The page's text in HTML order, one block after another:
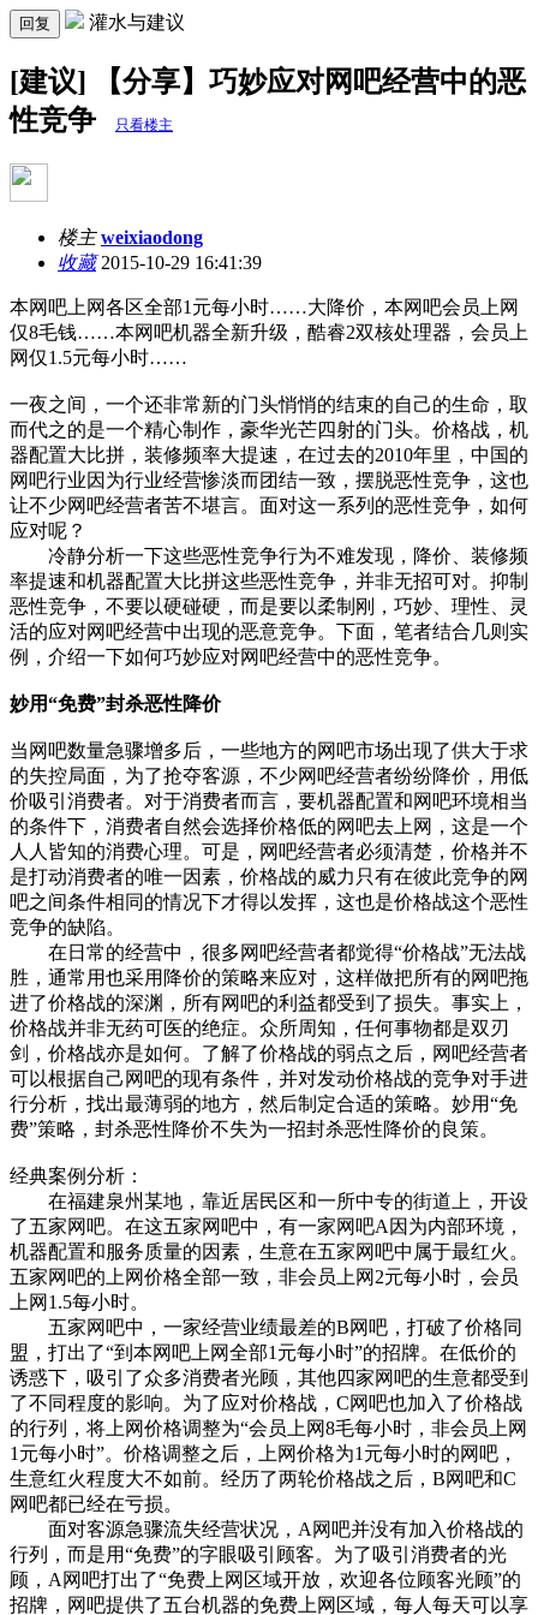
回复 灌水与建议
[建议] 【分享】巧妙应对网吧经营中的恶
性竞争
只看楼主
楼主 weixiaodong
收藏2015-10-29 16:41:39
本网吧上网各区全部1元每小时……大降价，本网吧会员上网
仅8毛钱……本网吧机器全新升级，酷睿2双核处理器，会员上
网仅1.5元每小时……
一夜之间，一个还非常新的门头悄悄的结束的自己的生命，取
而代之的是一个精心制作，豪华光芒四射的门头。价格战，机
器配置大比拼，装修频率大提速，在过去的2010年里，中国的
网吧行业因为行业经营惨淡而团结一致，摆脱恶性竞争，这也
让不少网吧经营者苦不堪言。面对这一系列的恶性竞争，如何
应对呢？
冷静分析一下这些恶性竞争行为不难发现，降价、装修频
率提速和机器配置大比拼这些恶性竞争，并非无招可对。抑制
恶性竞争，不要以硬碰硬，而是要以柔制刚，巧妙、理性、灵
活的应对网吧经营中出现的恶意竞争。下面，笔者结合几则实
例，介绍一下如何巧妙应对网吧经营中的恶性竞争。
妙用“免费”封杀恶性降价
当网吧数量急骤增多后，一些地方的网吧市场出现了供大于求
的失控局面，为了抢夺客源，不少网吧经营者纷纷降价，用低
价吸引消费者。对于消费者而言，要机器配置和网吧环境相当
的条件下，消费者自然会选择价格低的网吧去上网，这是一个
人人皆知的消费心理。可是，网吧经营者必须清楚，价格并不
是打动消费者的唯一因素，价格战的威力只有在彼此竞争的网
吧之间条件相同的情况下才得以发挥，这也是价格战这个恶性
竞争的缺陷。
在日常的经营中，很多网吧经营者都觉得“价格战”无法战
胜，通常用也采用降价的策略来应对，这样做把所有的网吧拖
进了价格战的深渊，所有网吧的利益都受到了损失。事实上，
价格战并非无药可医的绝症。众所周知，任何事物都是双刃
剑，价格战亦是如何。了解了价格战的弱点之后，网吧经营者
可以根据自己网吧的现有条件，并对发动价格战的竞争对手进
行分析，找出最薄弱的地方，然后制定合适的策略。妙用“免
费”策略，封杀恶性降价不失为一招封杀恶性降价的良策。
经典案例分析：
在福建泉州某地，靠近居民区和一所中专的街道上，开设
了五家网吧。在这五家网吧中，有一家网吧A因为内部环境，
机器配置和服务质量的因素，生意在五家网吧中属于最红火。
五家网吧的上网价格全部一致，非会员上网2元每小时，会员
上网1.5每小时。
五家网吧中，一家经营业绩最差的B网吧，打破了价格同
盟，打出了“到本网吧上网全部1元每小时”的招牌。在低价的
诱惑下，吸引了众多消费者光顾，其他四家网吧的生意都受到
了不同程度的影响。为了应对价格战，C网吧也加入了价格战
的行列，将上网价格调整为“会员上网8毛每小时，非会员上网
1元每小时”。价格调整之后，上网价格为1元每小时的网吧，
生意红火程度大不如前。经历了两轮价格战之后，B网吧和C
网吧都已经在亏损。
面对客源急骤流失经营状况，A网吧并没有加入价格战的
行列，而是用“免费”的字眼吸引顾客。为了吸引消费者的光
顾，A网吧打出了“免费上网区域开放，欢迎各位顾客光顾”的
招牌，网吧提供了五台机器的免费上网区域，每人每天可以享